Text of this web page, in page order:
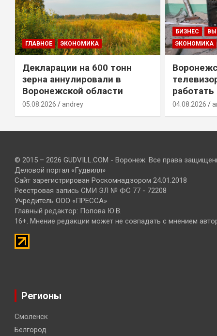
ГЛАВНОЕ ЭКОНОМИКА
Декларации на 600 тонн
зерна аннулировали в
Воронежской области
05.08.2026 andrey
БИЗНЕС
ЭКОНОМИКА
работать
04.08.2026
© 2015 – 2026 GUDVILL.COM - Воронеж. Все права
Деловой портал «Гудвилл»
Сайт зарегистрирован Роскомнадзором 24.01.2018
Реестровая запись СМИ ЭЛ № ФС 77 - 72208
Учредитель ООО «ПРЕССА»
Главный редактор: Попова Ю.В.
16+. Мнение редакции может не совпадать с мнением
Регионы
Смоленск
Белгород